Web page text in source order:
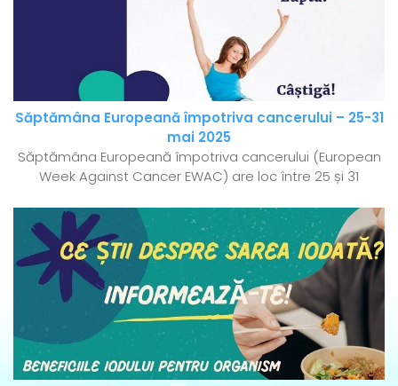
Săptămâna Europeană împotriva cancerului – 25-31
mai 2025
Săptămâna Europeană împotriva cancerului (European
Week Against Cancer EWAC) are loc între 25 și 31